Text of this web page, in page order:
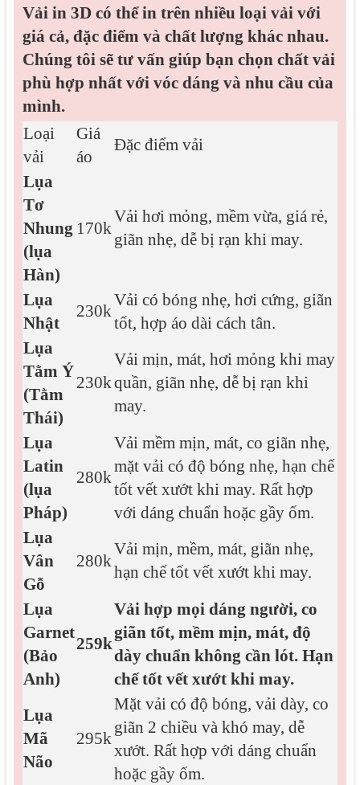
Vải in 3D có thể in trên nhiều loại vải với
giá cả, đặc điểm và chất lượng khác nhau.
Chúng tôi sẽ tư vấn giúp bạn chọn chất vải
phù hợp nhất với vóc dáng và nhu cầu của
mình.
Loại
vải
Giá
áo
Đặc điểm vải
Lụa
Tơ
Nhung
(lụa
Hàn)
170k
Vải hơi mỏng, mềm vừa, giá rẻ,
giãn nhẹ, dễ bị rạn khi may.
Lụa
Nhật
230k
Vải có bóng nhẹ, hơi cứng, giãn
tốt, hợp áo dài cách tân.
Lụa
Tằm Ý
(Tằm
Thái)
230k
Vải mịn, mát, hơi mỏng khi may
quần, giãn nhẹ, dễ bị rạn khi
may.
Lụa
Latin
(lụa
Pháp)
280k
Vải mềm mịn, mát, co giãn nhẹ,
mặt vải có độ bóng nhẹ, hạn chế
tốt vết xướt khi may. Rất hợp
với dáng chuẩn hoặc gầy ốm.
Lụa
Vân
Gỗ
280k
Vải mịn, mềm, mát, giãn nhẹ,
hạn chế tốt vết xướt khi may.
Lụa
Garnet
(Bảo
Anh)
259k
Vải hợp mọi dáng người, co
giãn tốt, mềm mịn, mát, độ
dày chuẩn không cần lót. Hạn
chế tốt vết xướt khi may.
Lụa
Mã
Não
295k
Mặt vải có độ bóng, vải dày, co
giãn 2 chiều và khó may, dễ
xướt. Rất hợp với dáng chuẩn
hoặc gầy ốm.